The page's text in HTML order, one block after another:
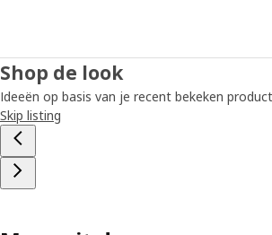
Shop de look
Ideeën op basis van je recent bekeken
Skip listing